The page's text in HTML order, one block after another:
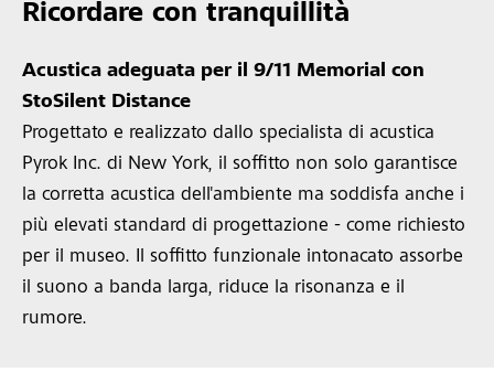
Ricordare con tranquillità
Acustica adeguata per il 9/11 Memorial con
StoSilent Distance
Progettato e realizzato dallo specialista di acustica
Pyrok Inc. di New York, il soffitto non solo garantisce
la corretta acustica dell'ambiente ma soddisfa anche i
più elevati standard di progettazione - come richiesto
per il museo. Il soffitto funzionale intonacato assorbe
il suono a banda larga, riduce la risonanza e il
rumore.